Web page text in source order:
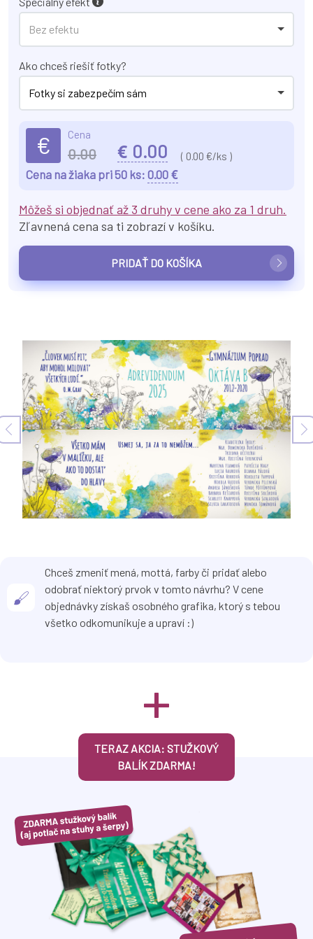
Bez efektu
Ako chceš riešiť fotky?
Fotky si zabezpečím sám
€ Cena
0.00 € 0.00 ( 0.00 €/ks )
Cena na žiaka pri 50 ks: 0.00 €
Môžeš si objednať až 3 druhy v cene ako za 1 druh.
Zľavnená cena sa ti zobrazí v košíku.
PRIDAŤ DO KOŠÍKA
Chceš zmeniť mená, mottá, farby či pridať alebo
odobrať niektorý prvok v tomto návrhu? V cene
objednávky získaš osobného grafika, ktorý s tebou
všetko odkomunikuje a upraví :)
+
TERAZ AKCIA: STUŽKOVÝ
BALÍK ZDARMA!